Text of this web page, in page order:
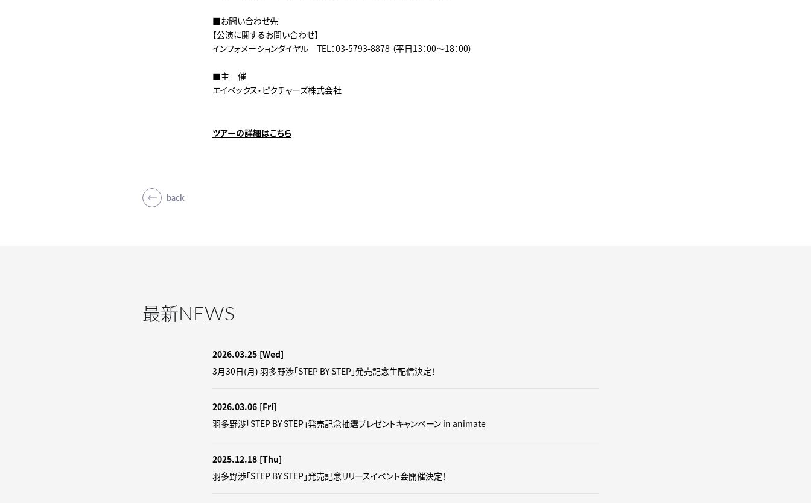
■お問い合わせ先
【公演に関するお問い合わせ】
インフォメーションダイヤル TEL：03-5793-8878 （平日13：00～18：00）
■主 催
エイベックス・ピクチャーズ株式会社
ツアーの詳細はこちら
back
最新NEWS
2026.03.25 [Wed]
3月30日(月) 羽多野渉「STEP BY STEP」発売記念生配信決定！
2026.03.06 [Fri]
羽多野渉「STEP BY STEP」発売記念抽選プレゼントキャンペーン in animate
2025.12.18 [Thu]
羽多野渉「STEP BY STEP」発売記念リリースイベント会開催決定！